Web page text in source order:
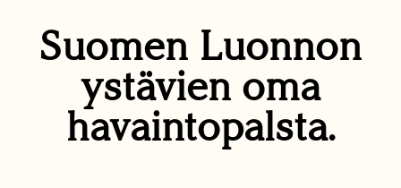
Suomen Luonnon
ystävien oma
havaintopalsta.